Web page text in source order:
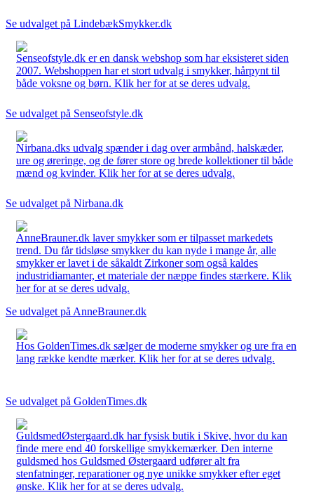
Se udvalget på LindebækSmykker.dk
Senseofstyle.dk er en dansk webshop som har eksisteret siden
2007. Webshoppen har et stort udvalg i smykker, hårpynt til
både voksne og børn. Klik her for at se deres udvalg.
Se udvalget på Senseofstyle.dk
Nirbana.dks udvalg spænder i dag over armbånd, halskæder,
ure og øreringe, og de fører store og brede kollektioner til både
mænd og kvinder. Klik her for at se deres udvalg.
Se udvalget på Nirbana.dk
AnneBrauner.dk laver smykker som er tilpasset markedets
trend. Du får tidsløse smykker du kan nyde i mange år, alle
smykker er lavet i de såkaldt Zirkoner som også kaldes
industridiamanter, et materiale der næppe findes stærkere. Klik
her for at se deres udvalg.
Se udvalget på AnneBrauner.dk
Hos GoldenTimes.dk sælger de moderne smykker og ure fra en
lang række kendte mærker. Klik her for at se deres udvalg.
Se udvalget på GoldenTimes.dk
GuldsmedØstergaard.dk har fysisk butik i Skive, hvor du kan
finde mere end 40 forskellige smykkemærker. Den interne
guldsmed hos Guldsmed Østergaard udfører alt fra
stenfatninger, reparationer og nye unikke smykker efter eget
ønske. Klik her for at se deres udvalg.